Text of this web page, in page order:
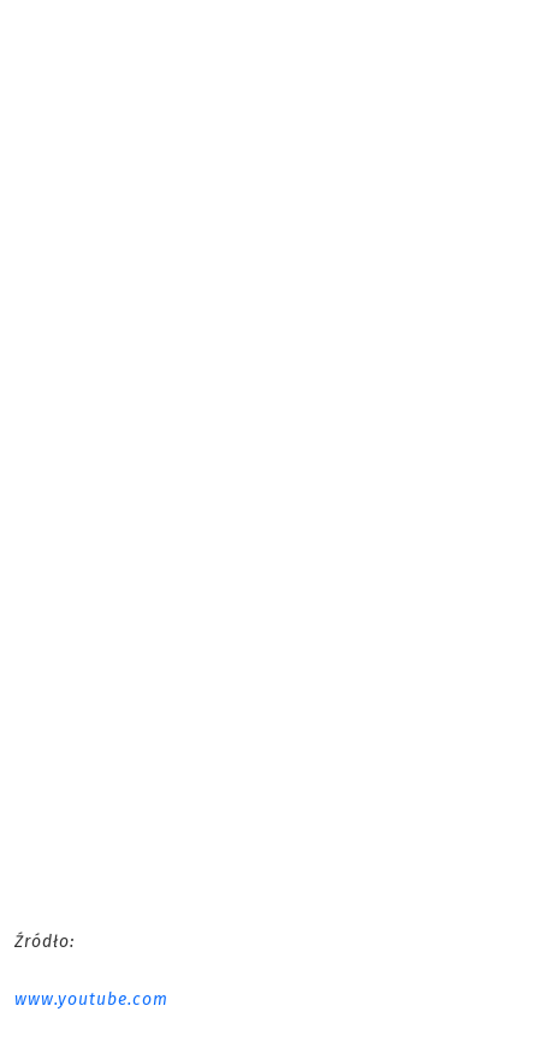
Źródło:
www.youtube.com